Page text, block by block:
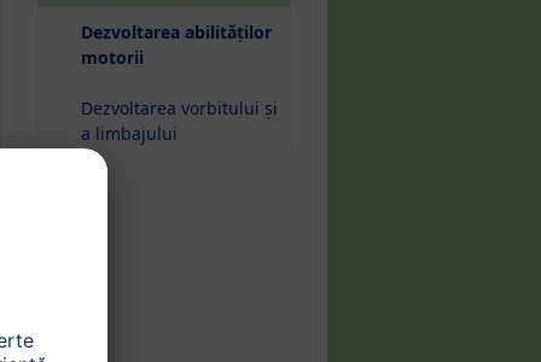
Dezvoltarea abilităților
motorii
Dezvoltarea vorbitului și
a limbajului